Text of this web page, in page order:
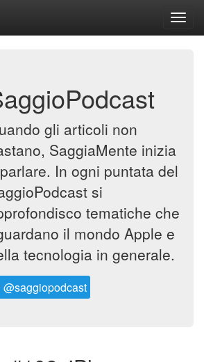
gli articoli non
SaggiaMente inizia
In ogni puntata del
si
tematiche che
il mondo Apple e
tecnologia in generale.
@saggiopodcast